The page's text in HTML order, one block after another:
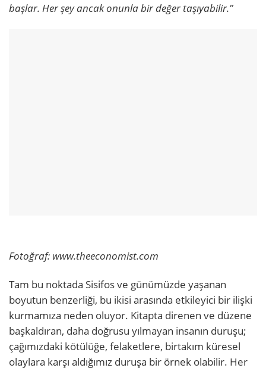
başlar. Her şey ancak onunla bir değer taşıyabilir.”
Fotoğraf: www.theeconomist.com
Tam bu noktada Sisifos ve günümüzde yaşanan
boyutun benzerliği, bu ikisi arasında etkileyici bir ilişki
kurmamıza neden oluyor. Kitapta direnen ve düzene
başkaldıran, daha doğrusu yılmayan insanın duruşu;
çağımızdaki kötülüğe, felaketlere, birtakım küresel
olaylara karşı aldığımız duruşa bir örnek olabilir. Her